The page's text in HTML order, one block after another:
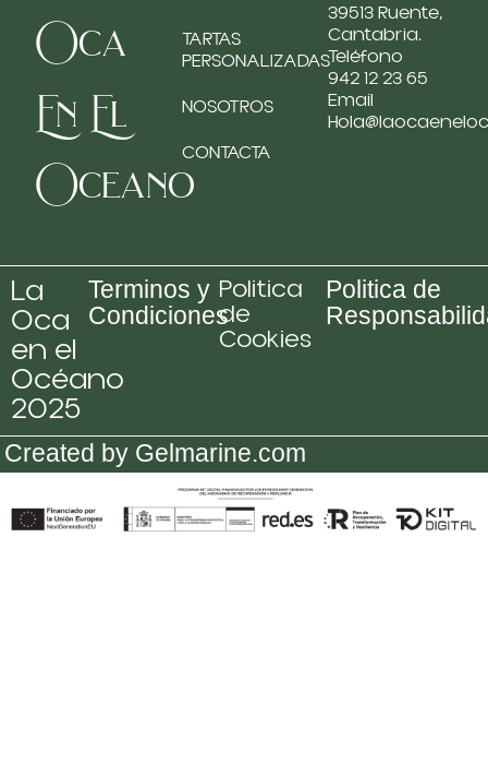
Oca
En El
Oceano
TARTAS
PERSONALIZADAS
NOSOTROS
CONTACTA
39513 Ruente,
Cantabria.
Teléfono
942 12 23 65
Email
La
Oca
en el
Océano
2025
Terminos y
Condiciones
Politica
de
Cookies
Politica de
Created by Gelmarine.com